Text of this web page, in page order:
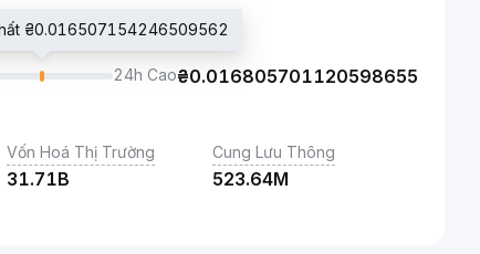
₴0.016507154246509562
24h Cao₴0.016805701120598655
Vốn Hoá Thị Trường
31.71B
Cung Lưu Thông
523.64M